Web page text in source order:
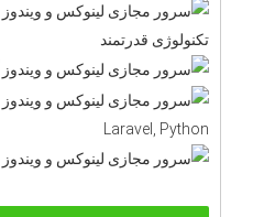
تکنولوژی قدرتمند
Laravel, Python